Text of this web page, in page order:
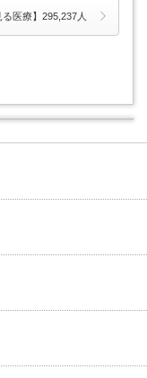
る医療】295,237人